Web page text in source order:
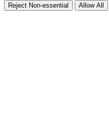
Reject Non-essential Allow All